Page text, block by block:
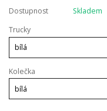
Dostupnost
Skladem
Trucky
Kolečka